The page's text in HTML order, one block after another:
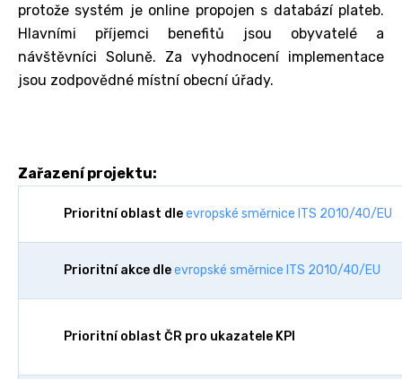
protože systém je online propojen s databází plateb.
Hlavními příjemci benefitů jsou obyvatelé a
návštěvníci Soluně. Za vyhodnocení implementace
jsou zodpovědné místní obecní úřady.
Zařazení projektu:
Prioritní oblast dleevropské směrnice ITS 2010/40/EU
Prioritní akce dleevropské směrnice ITS 2010/40/EU
Prioritní oblast ČR pro ukazatele KPI